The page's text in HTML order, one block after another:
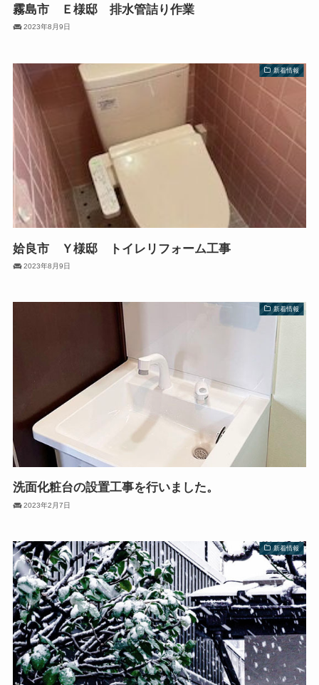
霧島市 Ｅ様邸 排水管詰り作業
2023年8月9日
新着情報
姶良市 Ｙ様邸 トイレリフォーム工事
2023年8月9日
新着情報
洗面化粧台の設置工事を行いました。
2023年2月7日
新着情報